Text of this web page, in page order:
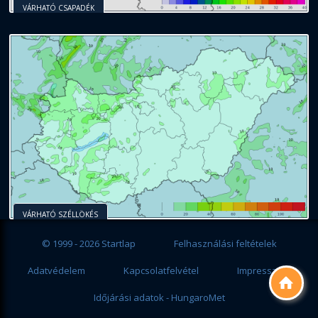

VÁRHATÓ CSAPADÉK
VÁRHATÓ SZÉLLÖKÉS
© 1999 - 2026 Startlap Felhasználási feltételek
Adatvédelem Kapcsolatfelvétel Impresszum
Időjárási adatok - HungaroMet